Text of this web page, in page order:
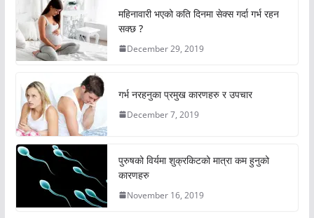
महिनावारी भएको कति दिनमा सेक्स गर्दा गर्भ रहन
सक्छ ?
December 29, 2019
गर्भ नरहनुका प्रमुख कारणहरु र उपचार
December 7, 2019
पुरुषको विर्यमा शुक्रकिटको मात्रा कम हुनुको
कारणहरु
November 16, 2019